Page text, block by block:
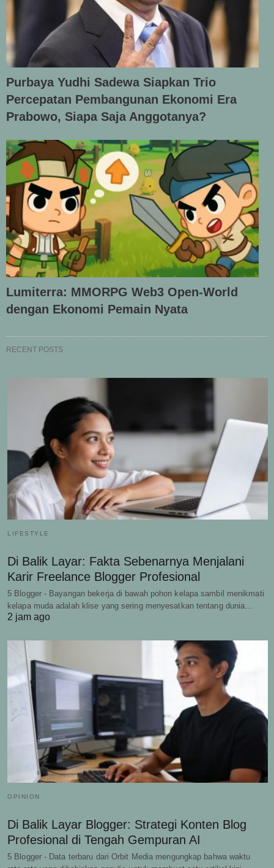
Purbaya Yudhi Sadewa Siapkan Trio
Percepatan Pembangunan Ekonomi Era
Prabowo, Siapa Saja Anggotanya?
Lumiterra: MMORPG Web3 Open-World
dengan Ekonomi Pemain Nyata
RECENT POSTS
LIFESTYLE
Di Balik Layar: Fakta Sebenarnya Menjalani
Karir Freelance Blogger Profesional
5 Blogger - Bayangan bekerja di bawah pohon kelapa sambil menikmati
kelapa muda adalah klise yang sering menyesatkan tentang dunia…
2 jam ago
OPINION
Di Balik Layar Blogger: Strategi Konten Blog
Profesional di Tengah Gempuran AI
5 Blogger - Data terbaru dari Orbit Media mengungkap bahwa waktu